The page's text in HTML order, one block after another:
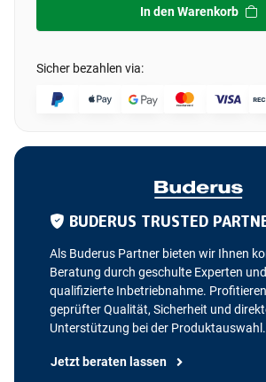
In den Warenkorb
Sicher bezahlen via:
BUDERUS TRUSTED
Als Buderus Partner bieten wir Ihnen
Beratung durch geschulte Experten
qualifizierte Inbetriebnahme.
geprüfter Qualität, Sicherheit und
Unterstützung bei der Produktauswahl.
Jetzt beraten lassen